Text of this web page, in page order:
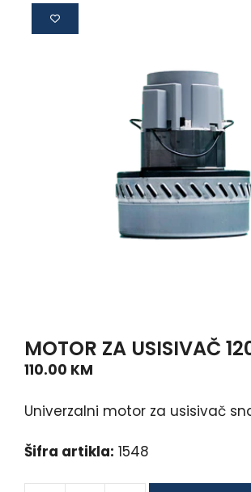
MOTOR ZA USISIVAČ
110.00 KM
Univerzalni motor za usisivač
Šifra artikla: 1548